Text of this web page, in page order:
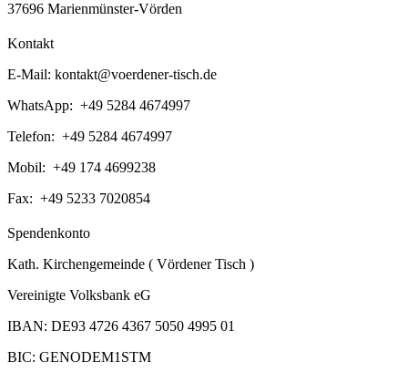
37696 Marienmünster-Vörden
Kontakt
E-Mail: kontakt@voerdener-tisch.de
WhatsApp: +49 5284 4674997
Telefon: +49 5284 4674997
Mobil: +49 174 4699238
Fax: +49 5233 7020854
Spendenkonto
Kath. Kirchengemeinde ( Vördener Tisch )
Vereinigte Volksbank eG
IBAN: DE93 4726 4367 5050 4995 01
BIC: GENODEM1STM